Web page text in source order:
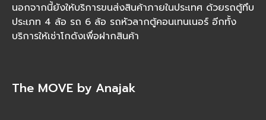
นอกจากนี้ยังให้บริการขนส่งสินค้าภายในประเทศ ด้วยรถตู้ทึบ
ประเภท 4 ล้อ รถ 6 ล้อ รถหัวลากตู้คอนเทนเนอร์ อีกทั้ง
บริการให้เช่าโกดังเพื่อฝากสินค้า
The MOVE by Anajak